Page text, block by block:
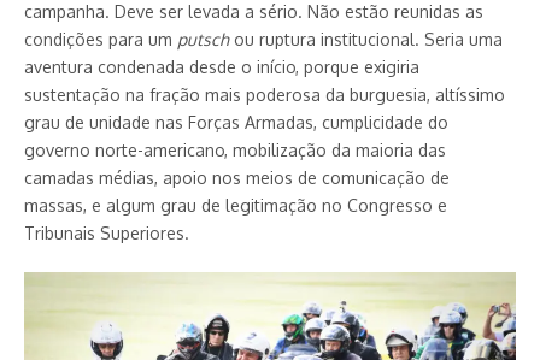
campanha. Deve ser levada a sério. Não estão reunidas as
condições para um putschou ruptura institucional. Seria uma
aventura condenada desde o início, porque exigiria
sustentação na fração mais poderosa da burguesia, altíssimo
grau de unidade nas Forças Armadas, cumplicidade do
governo norte-americano, mobilização da maioria das
camadas médias, apoio nos meios de comunicação de
massas, e algum grau de legitimação no Congresso e
Tribunais Superiores.